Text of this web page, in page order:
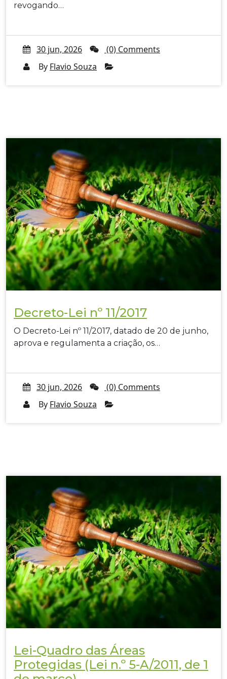
revogando…
30 jun, 2026
(0) Comments
By Flavio Souza
Decreto-Lei nº 11/2017
O Decreto-Lei nº 11/2017, datado de 20 de junho,
aprova e regulamenta a criação, os…
30 jun, 2026
(0) Comments
By Flavio Souza
Lei-Quadro das Áreas
Protegidas (Lei n.º 5-A/2011, de 1